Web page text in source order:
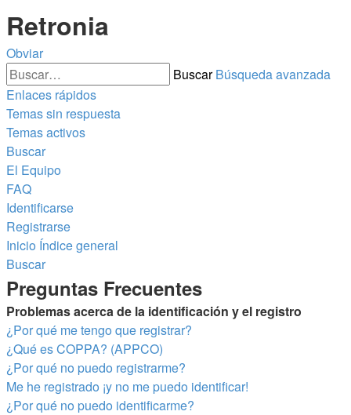
Retronia
Obviar
Buscar Búsqueda avanzada
Enlaces rápidos
Temas sin respuesta
Temas activos
Buscar
El Equipo
FAQ
Identificarse
Registrarse
Inicio Índice general
Buscar
Preguntas Frecuentes
Problemas acerca de la identificación y el registro
¿Por qué me tengo que registrar?
¿Qué es COPPA? (APPCO)
¿Por qué no puedo registrarme?
Me he registrado ¡y no me puedo identificar!
¿Por qué no puedo identificarme?